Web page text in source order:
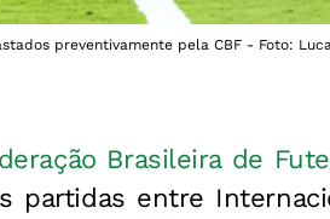
preventivamente pela CBF - Foto:
Brasileira de
partidas entre